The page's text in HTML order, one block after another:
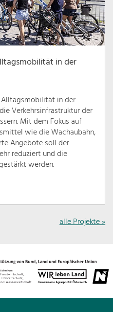
in der
in der
Verkehrsinfrastruktur der
Mit dem Fokus auf
wie die Wachaubahn,
Angebote soll der
reduziert und die
werden.
alle Projekte »